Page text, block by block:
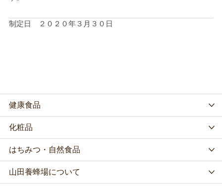
制定日 ２０２０年３月３０日
健康食品
化粧品
はちみつ・自然食品
山田養蜂場について